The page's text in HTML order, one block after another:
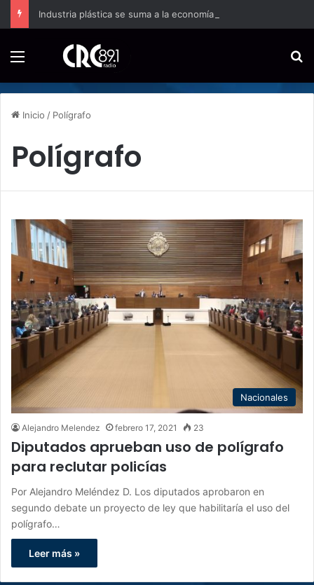
Industria plástica se suma a la economía circular
Inicio / Polígrafo
Polígrafo
Nacionales
Alejandro Melendez febrero 17, 2021 23
Diputados aprueban uso de polígrafo
para reclutar policías
Por Alejandro Meléndez D. Los diputados aprobaron en
segundo debate un proyecto de ley que habilitaría el uso del
polígrafo…
Leer más »